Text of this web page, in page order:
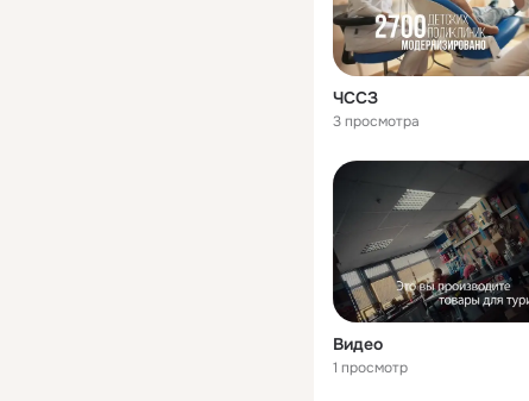
ЧССЗ
3 просмотра
Видео
1 просмотр